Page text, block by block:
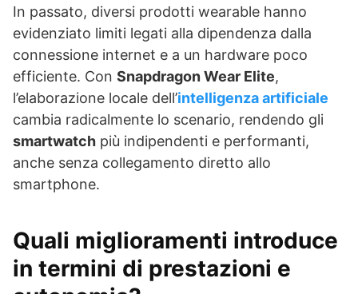
In passato, diversi prodotti wearable hanno
evidenziato limiti legati alla dipendenza dalla
connessione internet e a un hardware poco
efficiente. Con Snapdragon Wear Elite,
l’elaborazione locale dell’intelligenza artificiale
cambia radicalmente lo scenario, rendendo gli
smartwatch più indipendenti e performanti,
anche senza collegamento diretto allo
smartphone.
Quali miglioramenti introduce
in termini di prestazioni e